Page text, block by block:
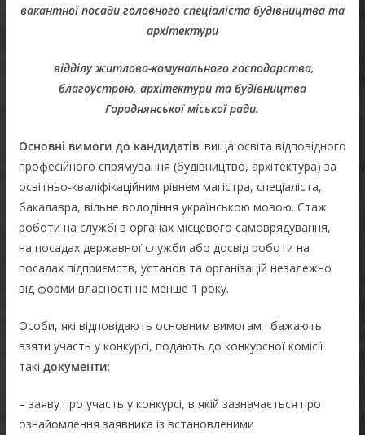
вакантної посади головного спеціаліста будівництва та
архітектури
відділу житлово-комунального господарства,
благоустрою, архітектури та будівництва
Городнянської міської ради.
Основні вимоги до кандидатів: вища освіта відповідного
професійного спрямування (будівництво, архітектура) за
освітньо-кваліфікаційним рівнем магістра, спеціаліста,
бакалавра, вільне володіння українською мовою. Стаж
роботи на службі в органах місцевого самоврядування,
на посадах державної служби або досвід роботи на
посадах підприємств, установ та організацій незалежно
від форми власності не менше 1 року.
Особи, які відповідають основним вимогам і бажають
взяти участь у конкурсі, подають до конкурсної комісії
такі документи:
– заяву про участь у конкурсі, в якій зазначається про
ознайомлення заявника із встановленими